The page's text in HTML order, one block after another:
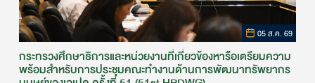
05 ส.ค. 69
กระทรวงศึกษาธิการและหน่วยงานที่เกี่ยวข้องหารือเตรียมความ
พร้อมสำหรับการประชุมคณะทำงานด้านการพัฒนาทรัพยากร